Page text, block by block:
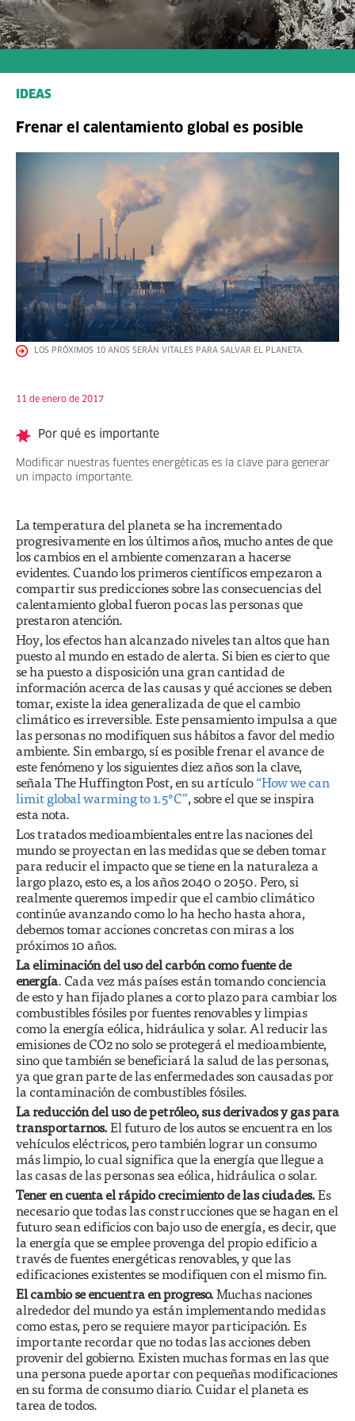
IDEAS
Frenar el calentamiento global es posible
LOS PRÓXIMOS 10 AÑOS SERÁN VITALES PARA SALVAR EL PLANETA.
11 de enero de 2017
Por qué es importante
Modificar nuestras fuentes energéticas es la clave para generar
un impacto importante.
La temperatura del planeta se ha incrementado
progresivamente en los últimos años, mucho antes de que
los cambios en el ambiente comenzaran a hacerse
evidentes. Cuando los primeros científicos empezaron a
compartir sus predicciones sobre las consecuencias del
calentamiento global fueron pocas las personas que
prestaron atención.
Hoy, los efectos han alcanzado niveles tan altos que han
puesto al mundo en estado de alerta. Si bien es cierto que
se ha puesto a disposición una gran cantidad de
información acerca de las causas y qué acciones se deben
tomar, existe la idea generalizada de que el cambio
climático es irreversible. Este pensamiento impulsa a que
las personas no modifiquen sus hábitos a favor del medio
ambiente. Sin embargo, sí es posible frenar el avance de
este fenómeno y los siguientes diez años son la clave,
señala The Huffington Post, en su artículo“How we can
limit global warming to 1.5°C”, sobre el que se inspira
esta nota.
Los tratados medioambientales entre las naciones del
mundo se proyectan en las medidas que se deben tomar
para reducir el impacto que se tiene en la naturaleza a
largo plazo, esto es, a los años 2040 o 2050. Pero, si
realmente queremos impedir que el cambio climático
continúe avanzando como lo ha hecho hasta ahora,
debemos tomar acciones concretas con miras a los
próximos 10 años.
La eliminación del uso del carbón como fuente de
energía. Cada vez más países están tomando conciencia
de esto y han fijado planes a corto plazo para cambiar los
combustibles fósiles por fuentes renovables y limpias
como la energía eólica, hidráulica y solar. Al reducir las
emisiones de CO2 no solo se protegerá el medioambiente,
sino que también se beneficiará la salud de las personas,
ya que gran parte de las enfermedades son causadas por
la contaminación de combustibles fósiles.
La reducción del uso de petróleo, sus derivados y gas para
transportarnos.El futuro de los autos se encuentra en los
vehículos eléctricos, pero también lograr un consumo
más limpio, lo cual significa que la energía que llegue a
las casas de las personas sea eólica, hidráulica o solar.
Tener en cuenta el rápido crecimiento de las ciudades.Es
necesario que todas las construcciones que se hagan en el
futuro sean edificios con bajo uso de energía, es decir, que
la energía que se emplee provenga del propio edificio a
través de fuentes energéticas renovables, y que las
edificaciones existentes se modifiquen con el mismo fin.
El cambio se encuentra en progreso.Muchas naciones
alrededor del mundo ya están implementando medidas
como estas, pero se requiere mayor participación. Es
importante recordar que no todas las acciones deben
provenir del gobierno. Existen muchas formas en las que
una persona puede aportar con pequeñas modificaciones
en su forma de consumo diario. Cuidar el planeta es
tarea de todos.